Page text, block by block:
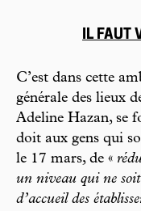
IL FAUT
C’est dans cette
générale des lieux
Adeline Hazan, se
doit aux gens qui
le 17 mars, de «
un niveau qui ne
d’accueil des